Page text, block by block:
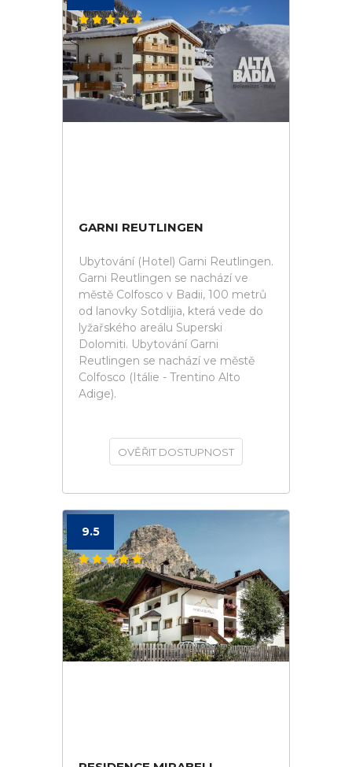
GARNI REUTLINGEN
Ubytování (Hotel) Garni Reutlingen.
Garni Reutlingen se nachází ve
městě Colfosco v Badii, 100 metrů
od lanovky Sotdlijia, která vede do
lyžařského areálu Superski
Dolomiti. Ubytování Garni
Reutlingen se nachází ve městě
Colfosco (Itálie - Trentino Alto
Adige).
OVĚŘIT DOSTUPNOST
9.5